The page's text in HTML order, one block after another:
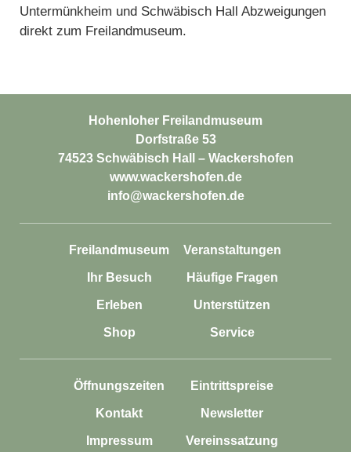
Untermünkheim und Schwäbisch Hall Abzweigungen
direkt zum Freilandmuseum.
Hohenloher Freilandmuseum
Dorfstraße 53
74523 Schwäbisch Hall – Wackershofen
www.wackershofen.de
info@wackershofen.de
Freilandmuseum Veranstaltungen
Ihr Besuch Häufige Fragen
Erleben Unterstützen
Shop Service
Öffnungszeiten Eintrittspreise
Kontakt Newsletter
Impressum Vereinssatzung